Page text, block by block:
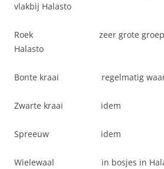
vlakbij Halasto
Roek zeer grote groep in
Halasto
Bonte kraai regelmatig
Zwarte kraai idem
Spreeuw idem
Wielewaal in bosjes in